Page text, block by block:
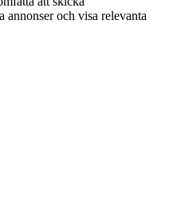
och visa relevanta